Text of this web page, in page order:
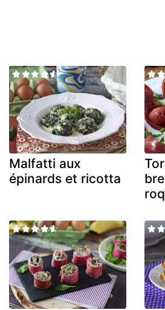
Malfatti aux
épinards et ricotta